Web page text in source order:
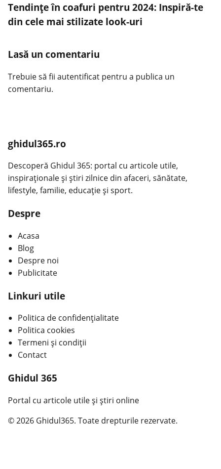
Tendințe în coafuri pentru 2024: Inspiră-te
din cele mai stilizate look-uri
Lasă un comentariu
Trebuie să fii autentificat pentru a publica un
comentariu.
ghidul365.ro
Descoperă Ghidul 365: portal cu articole utile,
inspiraționale și știri zilnice din afaceri, sănătate,
lifestyle, familie, educație și sport.
Despre
Acasa
Blog
Despre noi
Publicitate
Linkuri utile
Politica de confidențialitate
Politica cookies
Termeni și condiții
Contact
Ghidul 365
Portal cu articole utile și știri online
© 2026 Ghidul365. Toate drepturile rezervate.